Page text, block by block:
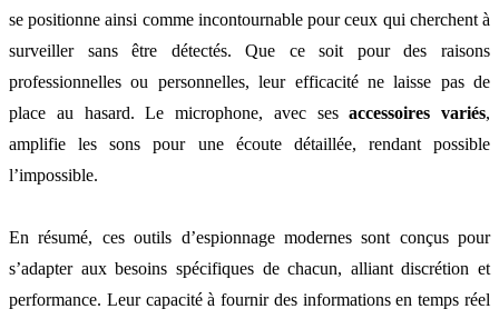
se positionne ainsi comme incontournable pour ceux qui cherchent à
surveiller sans être détectés. Que ce soit pour des raisons
professionnelles ou personnelles, leur efficacité ne laisse pas de
place au hasard. Le microphone, avec sesaccessoires variés,
amplifie les sons pour une écoute détaillée, rendant possible
l’impossible.
En résumé, ces outils d’espionnage modernes sont conçus pour
s’adapter aux besoins spécifiques de chacun, alliant discrétion et
performance. Leur capacité à fournir des informations en temps réel